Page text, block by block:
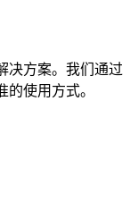
决方案。我们通过
使用方式。